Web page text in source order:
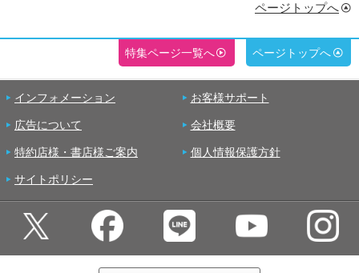
ページトップへ
特集ページ一覧へ ページトップへ
インフォメーション お客様サポート
広告について 会社概要
特約店様・書店様ご案内 個人情報保護方針
サイトポリシー